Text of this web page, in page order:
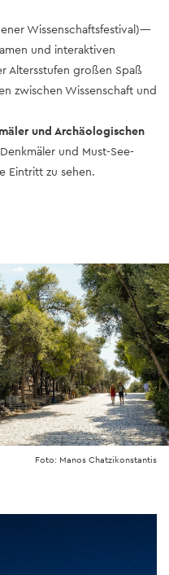
Wissenschaftsfestival)—
und interaktiven
Altersstufen großen Spaß
zwischen Wissenschaft und
und Archäologischen
und Must-See-
Eintritt zu sehen.
Foto: Manos Chatzikonstantis